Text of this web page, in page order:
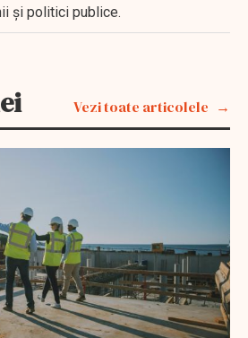
și politici publice.
Vezi toate articolele